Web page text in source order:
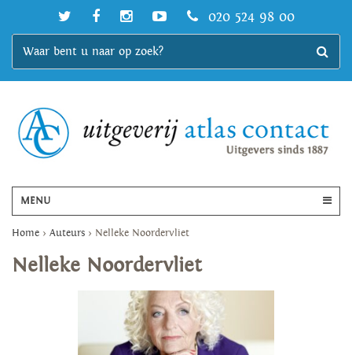
020 524 98 00
MENU
Home > Auteurs > Nelleke Noordervliet
Nelleke Noordervliet